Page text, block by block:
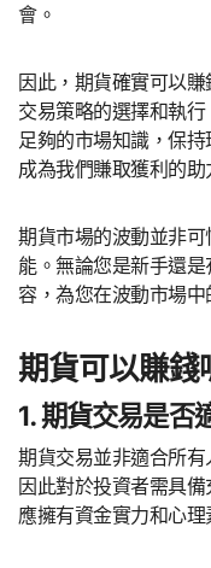
會。
因此，期貨確實可以
交易策略的選擇和執
足夠的市場知識，保
成為我們賺取獲利的助
期貨市場的波動並非
能。無論您是新手還
容，為您在波動市場
期貨可以賺錢
1. 期貨交易是否
期貨交易並非適合所有
因此對於投資者需具
應擁有資金實力和心